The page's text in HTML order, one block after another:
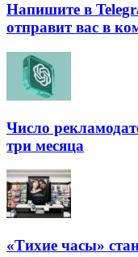
Напишите в
отправит вас в
Число
три месяца
«Тихие часы»